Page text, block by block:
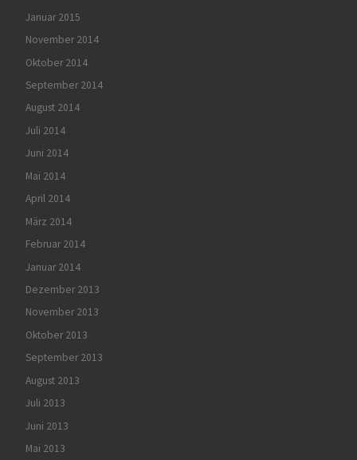
Januar 2015
November 2014
Oktober 2014
September 2014
August 2014
Juli 2014
Juni 2014
Mai 2014
April 2014
März 2014
Februar 2014
Januar 2014
Dezember 2013
November 2013
Oktober 2013
September 2013
August 2013
Juli 2013
Juni 2013
Mai 2013